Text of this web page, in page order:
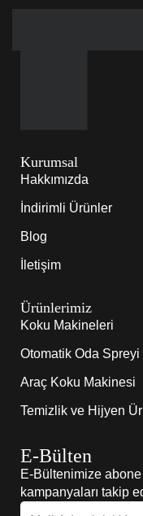
Kurumsal
Hakkımızda
İndirimli Ürünler
Blog
İletişim
Ürünlerimiz
Koku Makineleri
Otomatik Oda Spreyi
Araç Koku Makinesi
Temizlik ve Hijyen
E-Bülten
E-Bültenimize
kampanyaları takip